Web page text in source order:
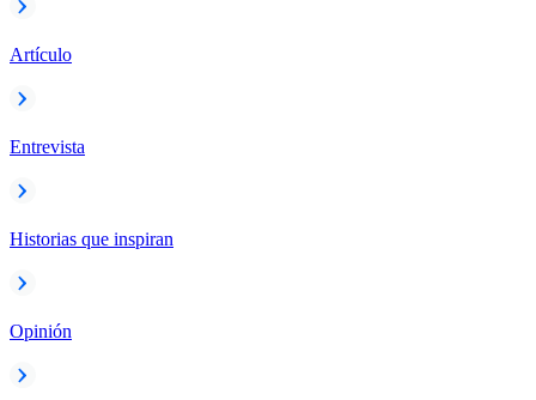
Artículo
Entrevista
Historias que inspiran
Opinión